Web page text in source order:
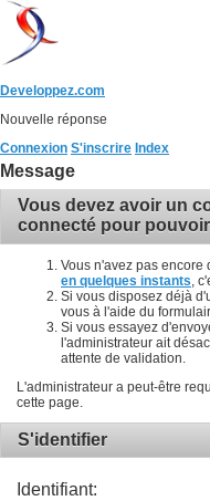
Developpez.com
Nouvelle réponse
Connexion S'inscrire Index
Message
Vous devez avoir un
connecté pour
Vous n'avez pas encore
en quelques instants ,
Si vous disposez déjà
vous à l'aide du
Si vous essayez
l'administrateur ait
attente de validation.
L'administrateur a peut-être
cette page.
S'identifier
Identifiant: